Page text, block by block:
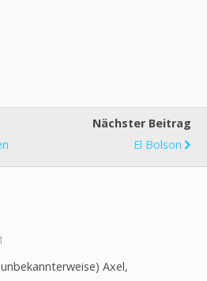
Nächster Beitrag
El Bolson
Axel,